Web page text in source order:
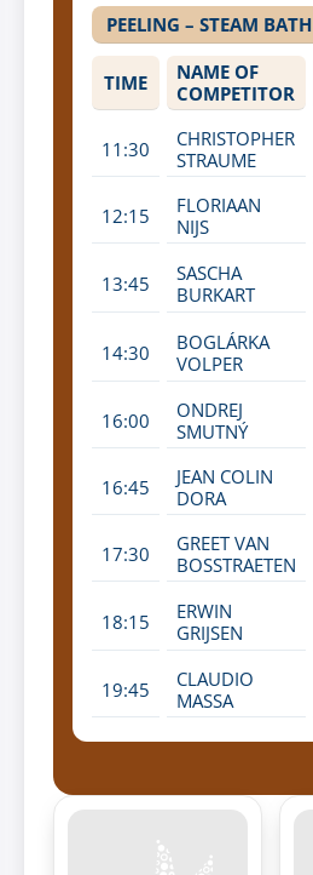
PEELING – STEAM BATH
TIME
NAME OF
COMPETITOR
11:30
CHRISTOPHER
STRAUME
12:15
FLORIAAN
NIJS
13:45
SASCHA
BURKART
14:30
BOGLÁRKA
VOLPER
16:00
ONDREJ
SMUTNÝ
16:45
JEAN COLIN
DORA
17:30
GREET VAN
BOSSTRAETEN
18:15
ERWIN
GRIJSEN
19:45
CLAUDIO
MASSA